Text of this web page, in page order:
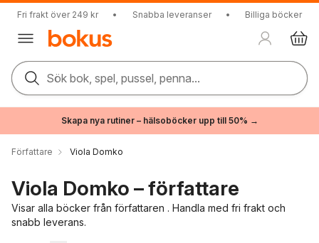
Fri frakt över 249 kr • Snabba leveranser • Billiga böcker
Sök bok, spel, pussel, penna...
Skapa nya rutiner – hälsoböcker upp till 50% →
Författare Viola Domko
Viola Domko – författare
Visar alla böcker från författaren . Handla med fri frakt och
snabb leverans.